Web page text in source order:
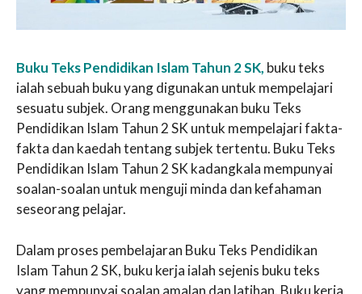
Buku Teks Pendidikan Islam Tahun 2 SK, buku teks
ialah sebuah buku yang digunakan untuk mempelajari
sesuatu subjek. Orang menggunakan buku Teks
Pendidikan Islam Tahun 2 SK untuk mempelajari fakta-
fakta dan kaedah tentang subjek tertentu. Buku Teks
Pendidikan Islam Tahun 2 SK kadangkala mempunyai
soalan-soalan untuk menguji minda dan kefahaman
seseorang pelajar.
Dalam proses pembelajaran Buku Teks Pendidikan
Islam Tahun 2 SK, buku kerja ialah sejenis buku teks
yang mempunyai soalan amalan dan latihan. Buku kerja